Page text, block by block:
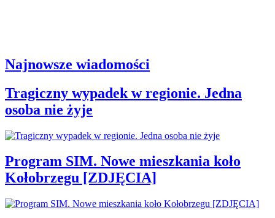
Najnowsze wiadomości
Tragiczny wypadek w regionie. Jedna
osoba nie żyje
Program SIM. Nowe mieszkania koło
Kołobrzegu [ZDJĘCIA]